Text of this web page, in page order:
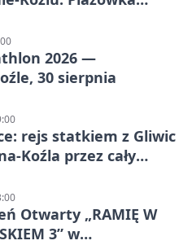
2026 —
30 sierpnia
rejs statkiem z Gliwic
Koźla przez cały
Otwarty „RAMIĘ W
3” w